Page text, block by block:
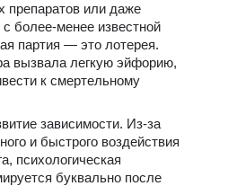
препаратов или даже
с более-менее известной
партия — это лотерея.
вызвала легкую эйфорию,
к смертельному
зависимости. Из-за
и быстрого воздействия
психологическая
буквально после